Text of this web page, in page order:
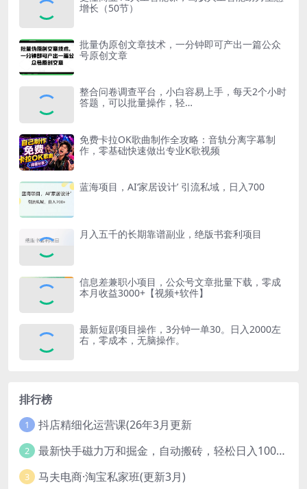
增长（50节）
批量伪原创文章技术，一分钟即可产出一篇公众
号原创文章
整合问卷调查平台，小白容易上手，每天2个小时
答题，可以批量操作，轻…
免费卡拉OK歌曲制作全攻略：音轨分离字幕制
作，零基础快速做出专业K歌视频
蓝海项目，AI‘家居设计’ 引流私域，日入700
月入五千的长期靠谱副业，绝版书套利项目
信息差兼职小项目，公众号文章批量下载，零成
本月收益3000+【视频+软件】
最新短剧项目操作，3分钟一单30。日入2000左
右，零成本，无脑操作。
排行榜
1 抖店精细化运营课(26年3月更新
2 最新快手磁力万和掘金，自动搬砖，轻松日入100-200，操作简单
3 马夫电商·淘宝私家班(更新3月)